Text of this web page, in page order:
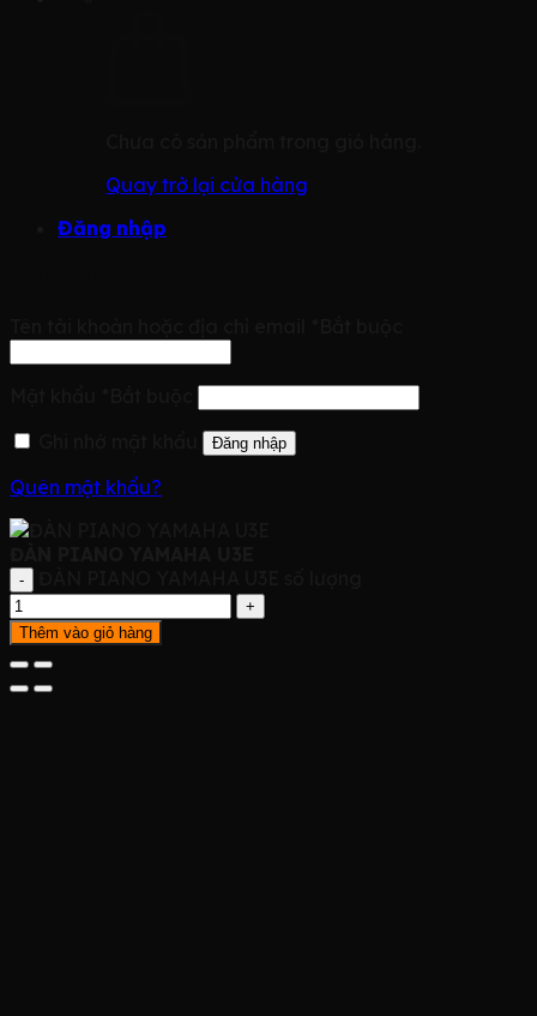
Quay trở lại cửa hàng
Đăng nhập
Đăng nhập
Quên mật khẩu?
Thêm vào giỏ hàng